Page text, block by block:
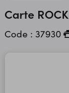
Carte
Code : 37930